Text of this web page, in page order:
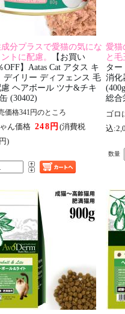
分プラスで愛猫の気にな
トに配慮。
【お買い
OFF】Aatas Cat アタス キ
デイリー ディフェンス 毛
ヘアボール ツナ&チキ
(30402)
価格341円のところ
ん価格 248円 (消費税
)
愛猫
と毛
タ
消化
総合
ゴロ
込
数量